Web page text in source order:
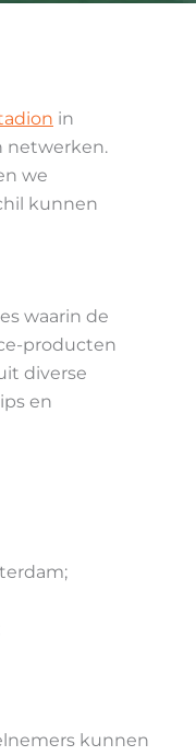
in
netwerken.
we
kunnen
waarin de
producten
diverse
en
kunnen